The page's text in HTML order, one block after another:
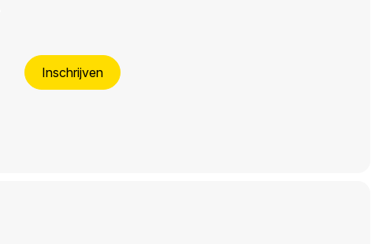
Inschrijven